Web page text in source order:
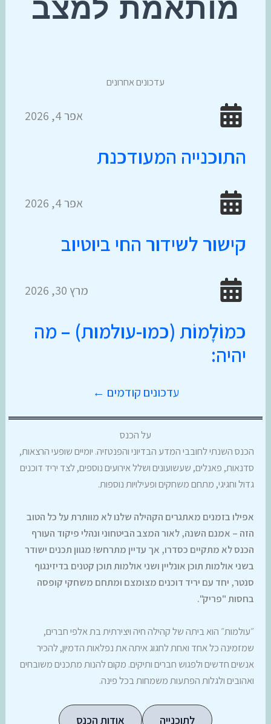
מותאמת למצב
עדכונים אחרונים
אפר 4, 2026
התוכנייה המעודכנת
אפר 4, 2026
קישור לשידור החי ביוטיוב
מרץ 30, 2026
כמוֹֹלָמוֹת (כמו-עולמות) – מה
יהיה:
עדכונים קודמים ←
על הכנס
הכנס השנתי לחובבי המדע הבדיוני והפנטזיה. יומיים שופעי הרצאות,
סדנאות, פאנלים, שעשועונים ושלל אירועים נוספים, לצד יריד דוכנים
גדול וחגיגי, מתחם משחקים ופעילויות נוספות.
אפילו בזמנים מאתגרים הקהילה שלנו לא מוותרת על כל הטוב
הזה – אמנם השנה, לאור המצב הביטחוני ונהלי פיקוד העורף
הכנס לא מתקיים כסדרו, אך עדיין מתרחש! מגוון תכנים ישודר
בשני אולמות תוכן אונליין ושני אולמות תוכן קטנים בדיזינגוף
סנטר, יחד עם יריד דוכנים מצומצם ומתחם משחקי קופסה
בחסות "פריק".
״עולמות״ הוא ביתה של קהילה חיה ויצירתית בת אלפי חברים,
שמזמינה כל אחד ואחת לחגוג איתה את נפלאות הדמיון, להכיר
אנשים חדשים ולפגוש חברים ותיקים. מקום להנות מתכנים משובחים
ואהובים ולגלות הפתעות משמחות בכל פינה.
לתוכנייה אודות הכנס